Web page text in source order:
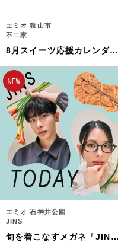
エミオ 狭山市
不二家
8月スイーツ応援カレンダー
エミオ 石神井公園
JINS
旬を着こなすメガネ「JINS